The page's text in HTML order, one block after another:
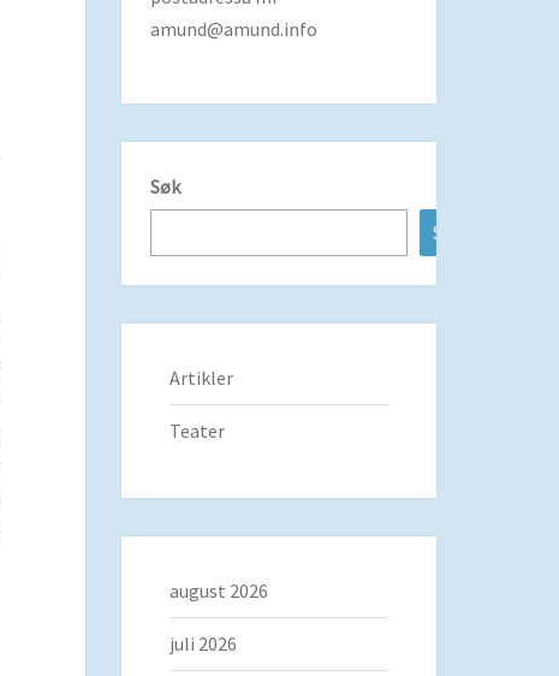
amund@amund.info
Søk
Søk
Artikler
Teater
august 2026
juli 2026